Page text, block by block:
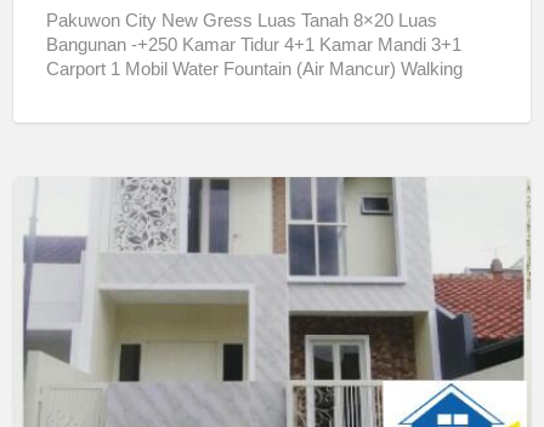
Pakuwon City New Gress Luas Tanah 8×20 Luas
Bangunan -+250 Kamar Tidur 4+1 Kamar Mandi 3+1
Carport 1 Mobil Water Fountain (Air Mancur) Walking
Rumah
Pakuwon
City
Dekat
Mall